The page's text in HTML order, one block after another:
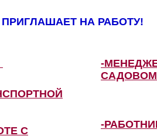
НА РАБОТУ!
-
САДОВОМ
С
-